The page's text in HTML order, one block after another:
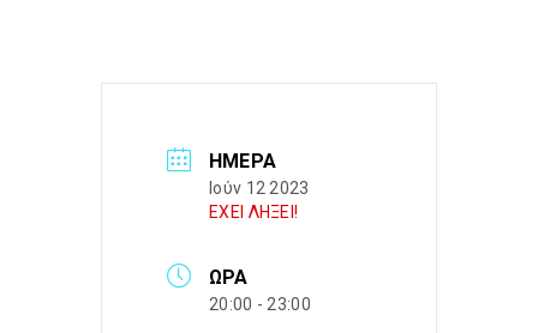
ΗΜΈΡΑ
Ιούν 12 2023
ΕΧΕΙ ΛΗΞΕΙ!
ΏΡΑ
20:00 - 23:00